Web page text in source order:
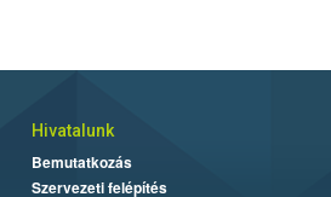
Hivatalunk
Bemutatkozás
Szervezeti felépítés